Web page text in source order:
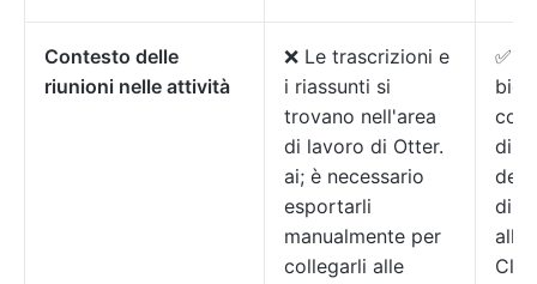
Contesto delle
riunioni nelle attività
❌ Le trascrizioni e
i riassunti si
trovano nell'area
di lavoro di Otter.
ai; è necessario
esportarli
manualmente per
collegarli alle
✅
di